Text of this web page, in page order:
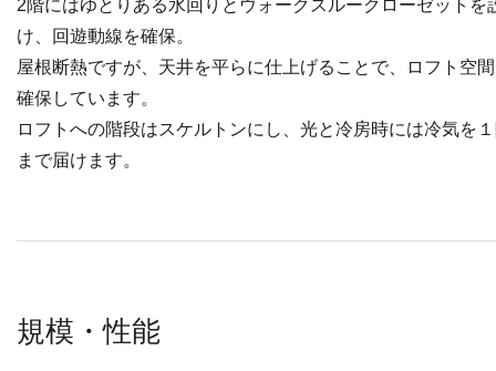
2階にはゆとりある水回りとウォークスルークローゼットを
け、回遊動線を確保。
屋根断熱ですが、天井を平らに仕上げることで、ロフト空
確保しています。
ロフトへの階段はスケルトンにし、光と冷房時には冷気を
まで届けます。
規模・性能